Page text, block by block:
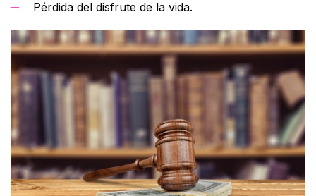
Pérdida del disfrute de la vida.